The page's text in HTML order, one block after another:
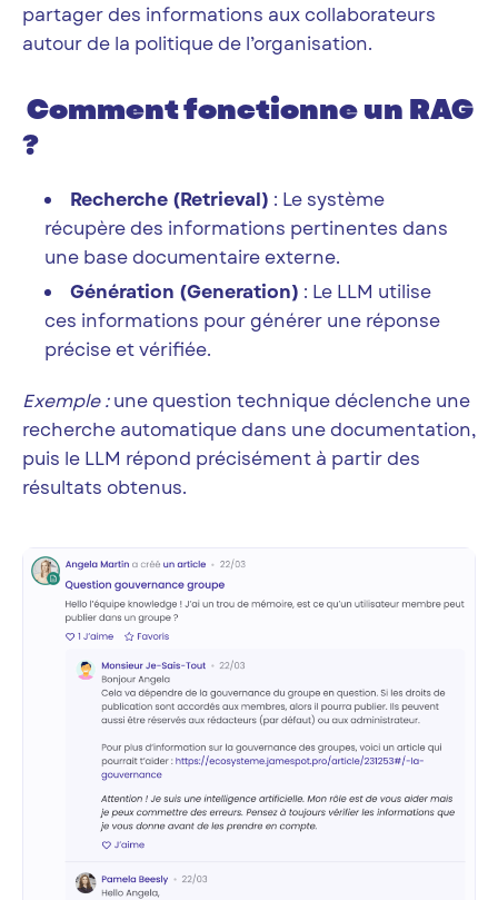
partager des informations aux collaborateurs
autour de la politique de l’organisation.
Comment fonctionne un RAG
?
Recherche (Retrieval) : Le système
récupère des informations pertinentes dans
une base documentaire externe.
Génération (Generation) : Le LLM utilise
ces informations pour générer une réponse
précise et vérifiée.
Exemple :une question technique déclenche une
recherche automatique dans une documentation,
puis le LLM répond précisément à partir des
résultats obtenus.